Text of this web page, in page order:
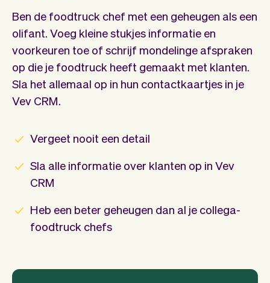
Ben de foodtruck chef met een geheugen als een
olifant. Voeg kleine stukjes informatie en
voorkeuren toe of schrijf mondelinge afspraken
op die je foodtruck heeft gemaakt met klanten.
Sla het allemaal op in hun contactkaartjes in je
Vev CRM.
Vergeet nooit een detail
Sla alle informatie over klanten op in Vev
CRM
Heb een beter geheugen dan al je collega-
foodtruck chefs